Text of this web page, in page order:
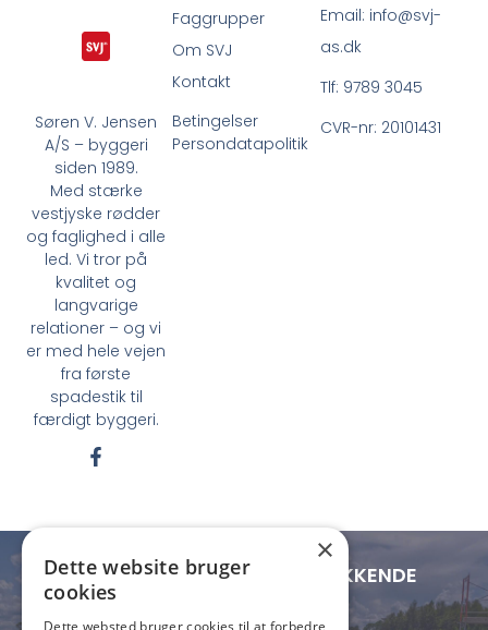
Søren V. Jensen
A/S – byggeri
siden 1989.
Med stærke
vestjyske rødder
og faglighed i alle
led. Vi tror på
kvalitet og
langvarige
relationer – og vi
er med hele vejen
fra første
spadestik til
færdigt byggeri.
F
a
b
o
k
Faggrupper
Om SVJ
Kontakt
Betingelser
Persondatapolitik
Email: info@svj-
as.dk
Tlf: 9789 3045
CVR-nr: 20101431
LOKAL FORANKRING - LANDSDÆKKENDE
RÆKKEVIDDE
×
Dette website bruger
cookies
Dette websted bruger cookies til at forbedre